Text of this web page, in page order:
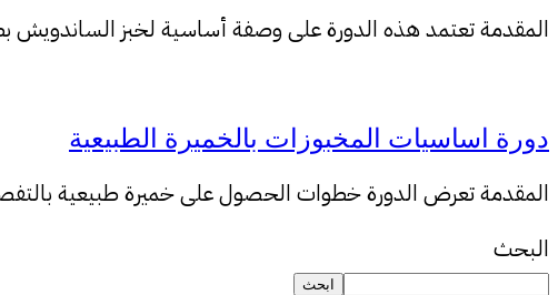
المقدمة تعتمد هذه الدورة على وصفة أساسية لخبز الساندويش
دورة اساسيات المخبوزات بالخميرة الطبيعية
المقدمة تعرض الدورة خطوات الحصول على خميرة طبيعية
البحث
ابحث